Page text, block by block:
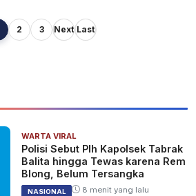
Kunjungan ke Papua Mendadak
Politikus PKB Luluk Nur
Hamidah Ingatkan Risiko Besar
Ekspansi Sawit di Papua
BERITA 7 bulan yang lalu
2 3 Next Last
WARTA VIRAL
Polisi Sebut Plh Kapolsek Tabrak
Balita hingga Tewas karena Rem
Blong, Belum Tersangka
NASIONAL 8 menit yang lalu